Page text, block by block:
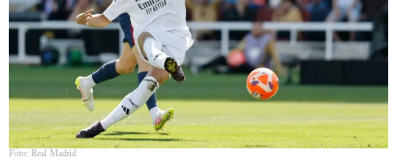
Foto: Real Madrid